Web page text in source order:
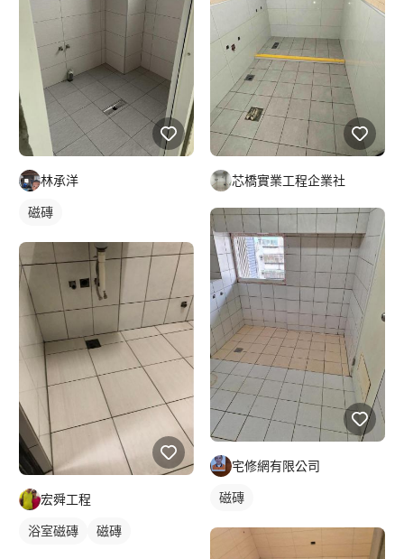
林承洋
磁磚
宏舜工程
浴室磁磚 磁磚
芯橋實業工程企業社
宅修網有限公司
磁磚